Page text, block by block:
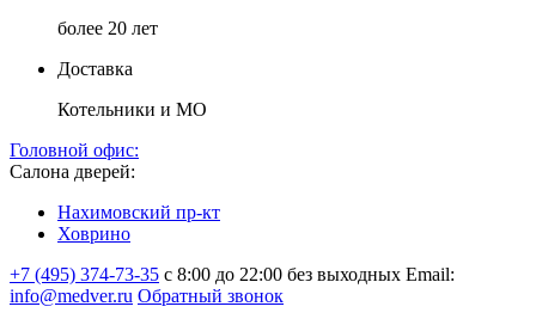
более 20 лет
Доставка
Котельники и МО
Головной офис:
Салона дверей:
Нахимовский пр-кт
Ховрино
+7 (495) 374-73-35 с 8:00 до 22:00 без выходных Email:
info@medver.ru Обратный звонок